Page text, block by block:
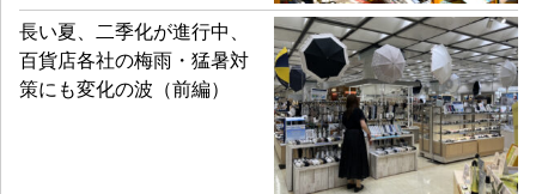
長い夏、二季化が進行中、
百貨店各社の梅雨・猛暑対
策にも変化の波（前編）